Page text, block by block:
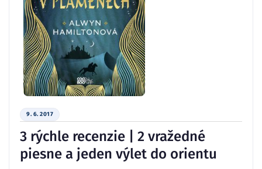
9. 6. 2017
3 rýchle recenzie | 2 vražedné
piesne a jeden výlet do orientu